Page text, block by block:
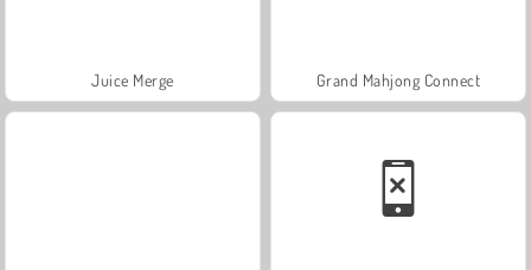
Juice Merge Grand Mahjong Connect